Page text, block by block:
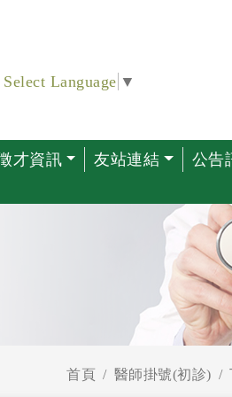
Select Language ▼
才資訊 友站連結 公告
首頁 醫師掛號(初診)